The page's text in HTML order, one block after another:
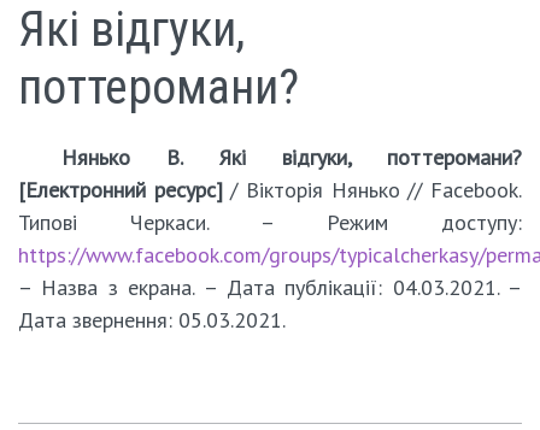
Які відгуки,
поттеромани?
Нянько В. Які відгуки, поттеромани?
[Електронний ресурс]/ Вікторія Нянько // Facebook.
Типові Черкаси. – Режим доступу:
https://www.facebook.com/groups/typicalcherkasy/
– Назва з екрана. – Дата публікації: 04.03.2021. –
Дата звернення: 05.03.2021.